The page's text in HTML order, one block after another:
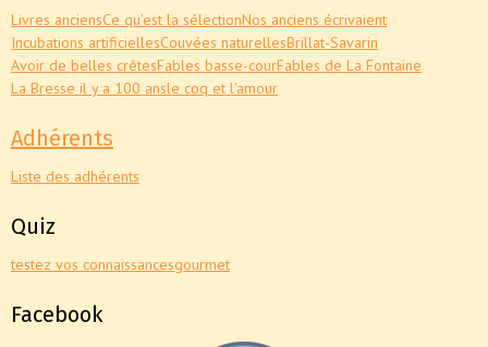
Livres anciensCe qu'est la sélectionNos anciens écrivaient
Incubations artificiellesCouvées naturellesBrillat-Savarin
Avoir de belles crêtesFables basse-courFables de La Fontaine
La Bresse il y a 100 ansle coq et l'amour
Adhérents
Liste des adhérents
Quiz
testez vos connaissancesgourmet
Facebook